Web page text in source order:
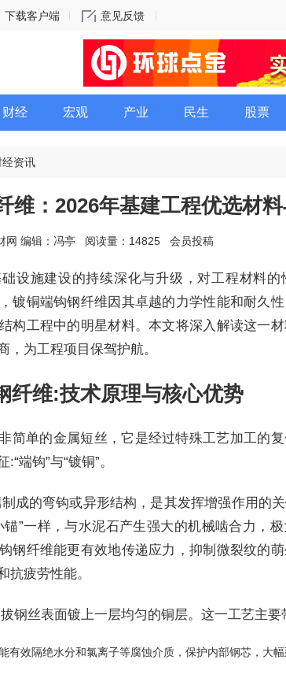
下载客户端 意见反馈
财经 宏观 产业 民生 股票
经资讯
维：2026年基建工程优选材
网 编辑： 冯亭 阅读量：14825 会员投稿
础设施建设的持续深化与升级，对工程材料
镀铜端钩钢纤维因其卓越的力学性能和耐久
构工程中的明星材料。本文将深入解读这一
，为工程项目保驾护航。
纤维:技术原理与核心优势
简单的金属短丝，它是经过特殊工艺加工的
端钩”与“镀铜”。
成的弯钩或异形结构，是其发挥增强作用的
”一样，与水泥石产生强大的机械啮合力，
钢纤维能更有效地传递应力，抑制微裂纹的
抗疲劳性能。
钢丝表面镀上一层均匀的铜层。这一工艺主要
有效隔绝水分和氯离子等腐蚀介质，保护内部钢芯，大